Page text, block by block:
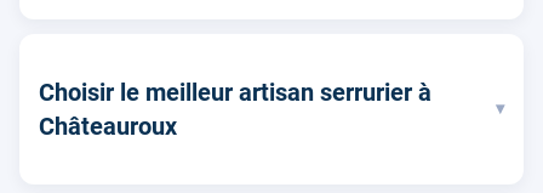
Choisir le meilleur artisan serrurier à
Châteauroux
▾